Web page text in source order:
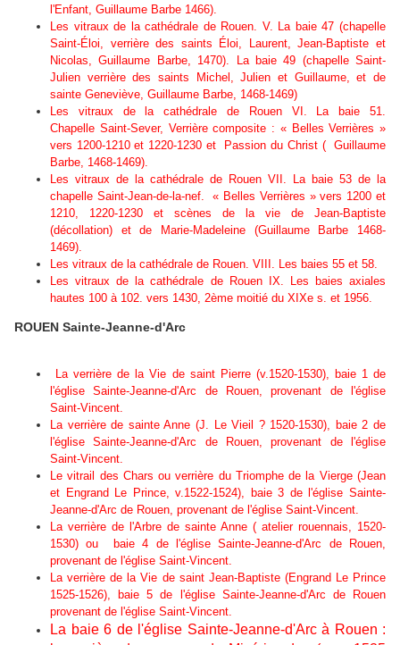
l'Enfant, Guillaume Barbe 1466).
Les vitraux de la cathédrale de Rouen. V. La baie 47 (chapelle
Saint-Éloi, verrière des saints Éloi, Laurent, Jean-Baptiste et
Nicolas, Guillaume Barbe, 1470). La baie 49 (chapelle Saint-
Julien verrière des saints Michel, Julien et Guillaume, et de
sainte Geneviève, Guillaume Barbe, 1468-1469)
Les vitraux de la cathédrale de Rouen VI. La baie 51.
Chapelle Saint-Sever, Verrière composite : « Belles Verrières »
vers 1200-1210 et 1220-1230 et Passion du Christ ( Guillaume
Barbe, 1468-1469).
Les vitraux de la cathédrale de Rouen VII. La baie 53 de la
chapelle Saint-Jean-de-la-nef. « Belles Verrières » vers 1200 et
1210, 1220-1230 et scènes de la vie de Jean-Baptiste
(décollation) et de Marie-Madeleine (Guillaume Barbe 1468-
1469).
Les vitraux de la cathédrale de Rouen. VIII. Les baies 55 et 58.
Les vitraux de la cathédrale de Rouen IX. Les baies axiales
hautes 100 à 102. vers 1430, 2ème moitié du XIXe s. et 1956.
ROUEN Sainte-Jeanne-d'Arc
La verrière de la Vie de saint Pierre (v.1520-1530), baie 1 de
l'église Sainte-Jeanne-d'Arc de Rouen, provenant de l'église
Saint-Vincent.
La verrière de sainte Anne (J. Le Vieil ? 1520-1530), baie 2 de
l'église Sainte-Jeanne-d'Arc de Rouen, provenant de l'église
Saint-Vincent.
Le vitrail des Chars ou verrière du Triomphe de la Vierge (Jean
et Engrand Le Prince, v.1522-1524), baie 3 de l'église Sainte-
Jeanne-d'Arc de Rouen, provenant de l'église Saint-Vincent.
La verrière de l'Arbre de sainte Anne ( atelier rouennais, 1520-
1530) ou baie 4 de l'église Sainte-Jeanne-d'Arc de Rouen,
provenant de l'église Saint-Vincent.
La verrière de la Vie de saint Jean-Baptiste (Engrand Le Prince
1525-1526), baie 5 de l'église Sainte-Jeanne-d'Arc de Rouen
provenant de l'église Saint-Vincent.
La baie 6 de l'église Sainte-Jeanne-d'Arc à Rouen :